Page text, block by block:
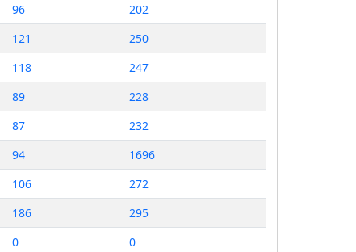
96
202
121
250
118
247
89
228
87
232
94
1696
106
272
186
295
0 0